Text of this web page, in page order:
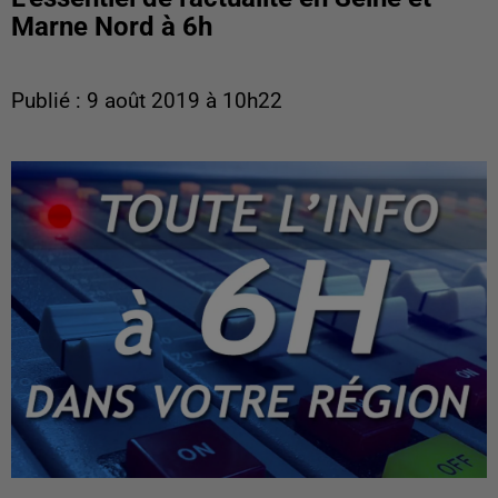
Marne Nord à 6h
Publié : 9 août 2019 à 10h22